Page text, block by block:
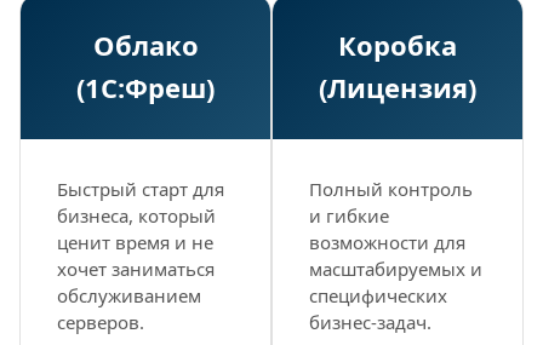
Облако
(1С:Фреш)
Быстрый старт для
бизнеса, который
ценит время и не
хочет заниматься
обслуживанием
серверов.
Коробка
(Лицензия)
Полный контроль
и гибкие
возможности для
масштабируемых и
специфических
бизнес-задач.